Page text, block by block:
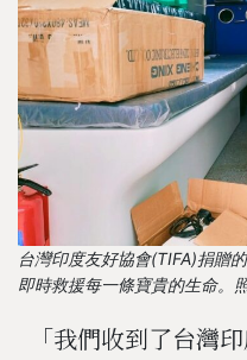
台灣印度友好協會(TIFA)捐贈
即時救援每一條寶貴的生命。
「我們收到了台灣